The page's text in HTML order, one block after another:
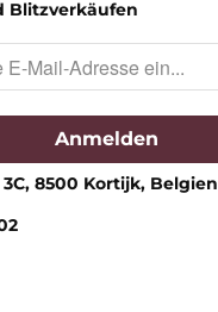
Blitzverkäufen
8500 Kortijk, Belgien